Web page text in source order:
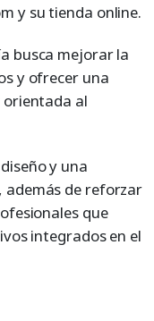
y su tienda online.
busca mejorar la
y ofrecer una
orientada al
y una
además de reforzar
que
integrados en el